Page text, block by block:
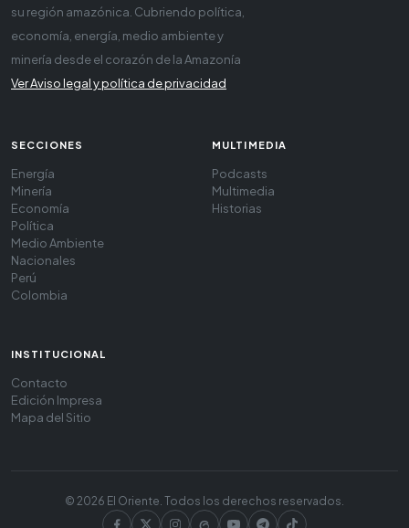
su región amazónica. Cubriendo política,
economía, energía, medio ambiente y
minería desde el corazón de la Amazonía
Ver Aviso legal y política de privacidad
SECCIONES
Energía
Minería
Economía
Política
Medio Ambiente
Nacionales
Perú
Colombia
MULTIMEDIA
Podcasts
Multimedia
Historias
INSTITUCIONAL
Contacto
Edición Impresa
Mapa del Sitio
© 2026 El Oriente. Todos los derechos reservados.